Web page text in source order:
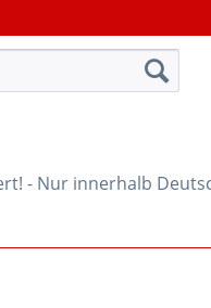
- Nur innerhalb